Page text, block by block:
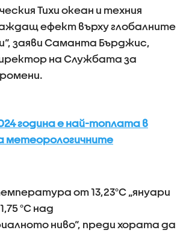
Тихи океан и техния
ефект върху глобалните
заяви Саманта Бърджис,
на Службата за
година е най-топлата в
метеорологичните
от 13,23°C „януари
°C над
ниво“, преди хората да